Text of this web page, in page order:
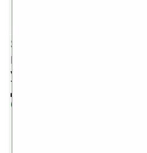
SMS Settings v0.1
программа для
уведомлений, вида
другое.
Скачать